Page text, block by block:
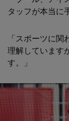
タッフが本当に
「スポーツに
理解しています
す。」